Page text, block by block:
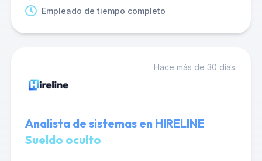
Empleado de tiempo completo
Hace más de 30 días.
Analista de sistemas en HIRELINE
Sueldo oculto